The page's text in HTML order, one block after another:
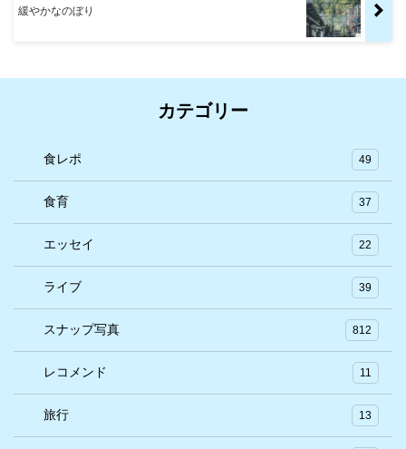
緩やかなのぼり
カテゴリー
食レポ 49
食育 37
エッセイ 22
ライブ 39
スナップ写真 812
レコメンド 11
旅行 13